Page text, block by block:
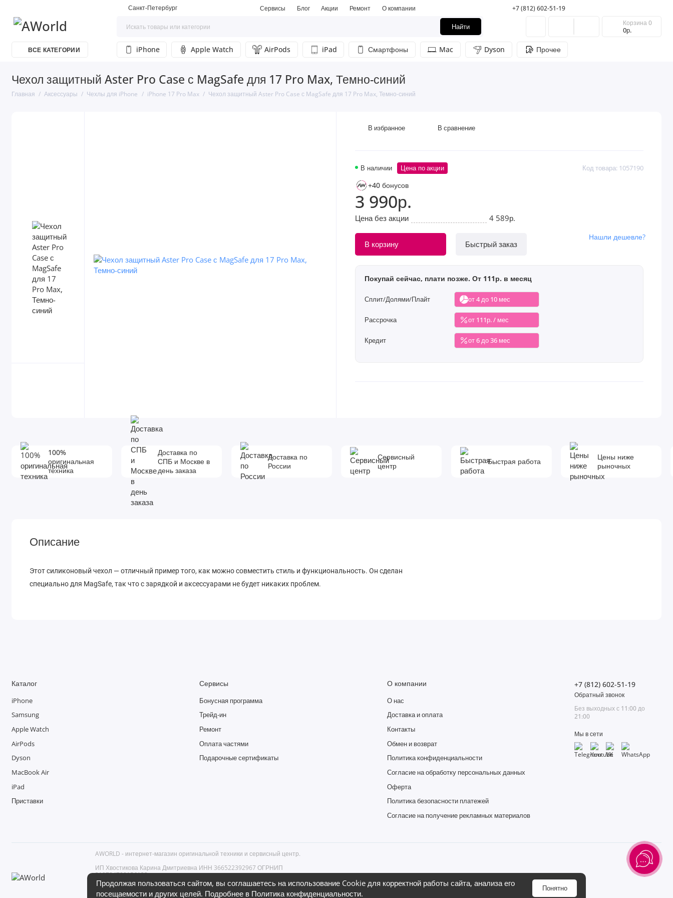
Санкт-Петербург Сервисы Блог Акции Ремонт О компании +7 (812) 602-51-19
Найти Корзина 0
0р.
ВСЕ КАТЕГОРИИ iPhone Apple Watch AirPods iPad Смартфоны Mac Dyson Прочее
Чехол защитный Aster Pro Case с MagSafe для 17 Pro Max, Темно-синий
Главная Аксессуары Чехлы для iPhone iPhone 17 Pro Max Чехол защитный Aster Pro Case с MagSafe для 17 Pro Max, Темно-синий
В наличии Код товара: 1057190
Цена по акции
+40 бонусов
3 990р.
Цена без акции 4 589р.
В корзину Быстрый заказ
Нашли дешевле?
Покупай сейчас, плати позже. От 111р. в месяц
Сплит/Долями/Плайт от 4 до 10 мес
Рассрочка от 111р. / мес
Кредит от 6 до 36 мес
В избранное В сравнение
100%
оригинальная
техника
Доставка по
СПБ и Москве в
день заказа
Доставка по
России
Сервисный
центр
Быстрая работа
Цены ниже
рыночных
Описание
Этот силиконовый чехол — отличный пример того, как можно совместить стиль и функциональность. Он сделан
специально для MagSafe, так что с зарядкой и аксессуарами не будет никаких проблем.
Продолжая пользоваться сайтом, вы соглашаетесь на использование Cookie для корректной работы сайта, анализа его
посещаемости и других целей. Подробнее в Политика конфиденциальности.
Понятно
Каталог
iPhone
Samsung
Apple Watch
AirPods
Dyson
MacBook Air
iPad
Приставки
Сервисы
Бонусная программа
Трейд-ин
Ремонт
Оплата частями
Подарочные сертификаты
О компании
О нас
Доставка и оплата
Контакты
Обмен и возврат
Политика конфиденциальности
Согласие на обработку персональных данных
Оферта
Политика безопасности платежей
Согласие на получение рекламных материалов
+7 (812) 602-51-19
Обратный звонок
Без выходных с 11:00 до
21:00
Мы в сети
AWORLD - интернет-магазин оригинальной техники и сервисный центр.
ИП Хвостикова Карина Дмитриевна ИНН 366522392967 ОГРНИП
319784700156123
Российская Федерация, 194361, г. Санкт-Петербург, ул. Гончарная, д. 18 , тел.
+7 (812) 602-51-19, моб. +7 (950) 220-87-69